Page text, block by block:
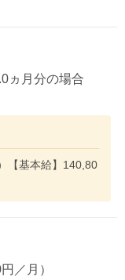
ヵ月分の場合
【基本給】140,80
／月）